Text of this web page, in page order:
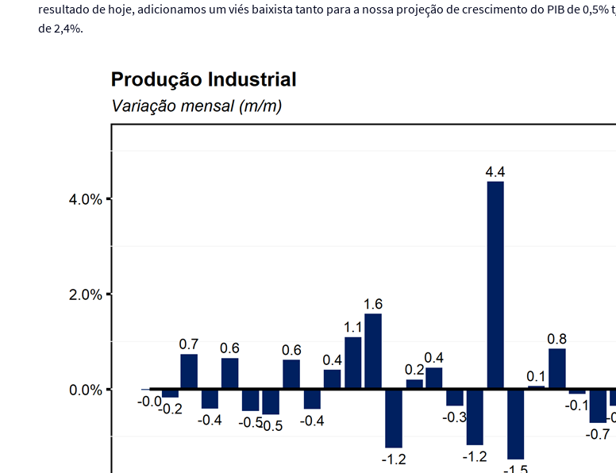
resultado de hoje, adicionamos um viés baixista tanto para a nossa projeção de crescimento do PIB de
de 2,4%.